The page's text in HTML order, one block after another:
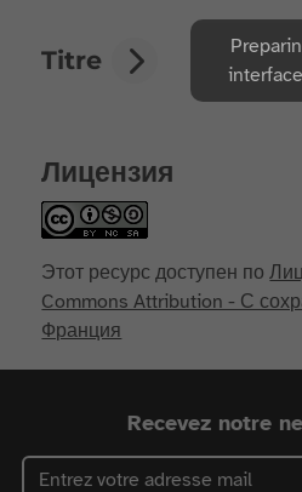
Titre
Лицензия
Этот ресурс доступен по
Commons Attribution - С
Франция
Recevez notre